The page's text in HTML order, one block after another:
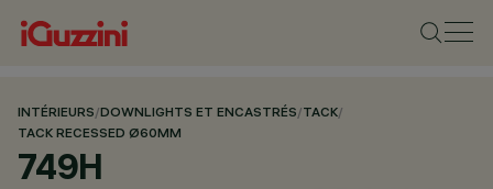
INTÉRIEURS/DOWNLIGHTS ET ENCASTRÉS/TACK/
TACK RECESSED Ø60MM
749H